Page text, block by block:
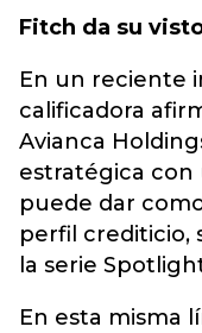
Fitch da su
En un reciente
calificadora
Avianca
estratégica con
puede dar
perfil crediticio,
la serie
En esta misma